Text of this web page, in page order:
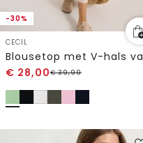
-30%
CECIL
€ 28,00€39,99